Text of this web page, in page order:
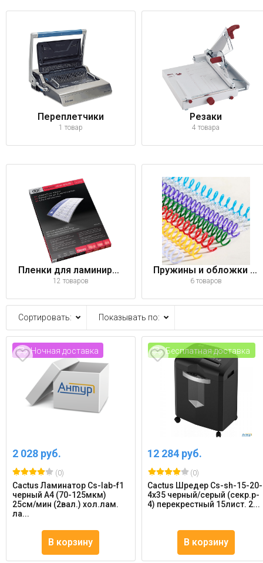
Переплетчики
1 товар
Резаки
4 товара
Пленки для ламинирования
12 товаров
Пружины и обложки для переплета
6 товаров
Сортировать: Показывать по:
Ночная доставка
2 028 руб.
(0)
Cactus Ламинатор Cs-lab-f1
черный A4 (70-125мкм)
25см/мин (2вал.) хол.лам.
ла...
В корзину
Бесплатная доставка
12 284 руб.
(0)
Cactus Шредер Cs-sh-15-20-
4x35 черный/серый (секр.p-
4) перекрестный 15лист. 2...
В корзину